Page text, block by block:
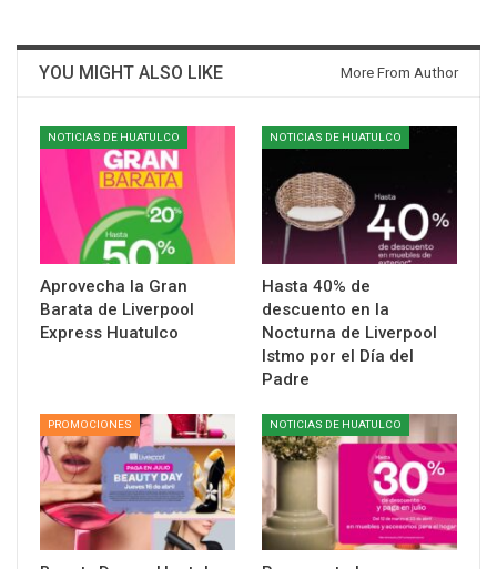
YOU MIGHT ALSO LIKE More From Author
NOTICIAS DE HUATULCO
Aprovecha la Gran
Barata de Liverpool
Express Huatulco
NOTICIAS DE HUATULCO
Hasta 40% de
descuento en la
Nocturna de Liverpool
Istmo por el Día del
Padre
PROMOCIONES NOTICIAS DE HUATULCO